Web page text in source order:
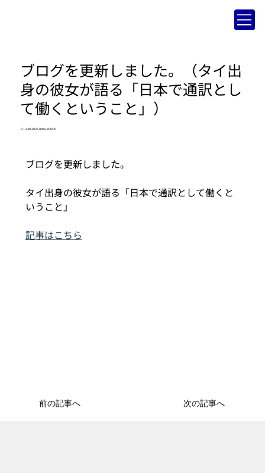
ブログを更新しました。（タイ出
身の彼女が語る「日本で通訳とし
て働くということ」）
17. Juni 2025 um 03:00:00
前の記事へ 次の記事へ
ブログを更新しました。
タイ出身の彼女が語る「日本で通訳として働くと
いうこと」
記事はこちら